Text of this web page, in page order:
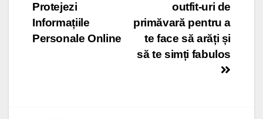
navigation
outfit-uri de
primăvară pentru a
te face să arăți și
să te simți fabulos
Protejezi
Informațiile
Personale Online